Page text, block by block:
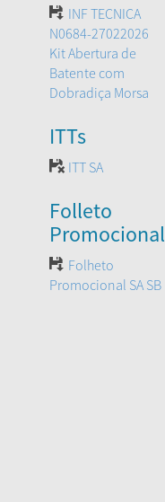
INF TECNICA
N0684-27022026
Kit Abertura de
Batente com
Dobradiça Morsa
ITTs
ITT SA
Folleto
Promocional
Folheto
Promocional SA SB